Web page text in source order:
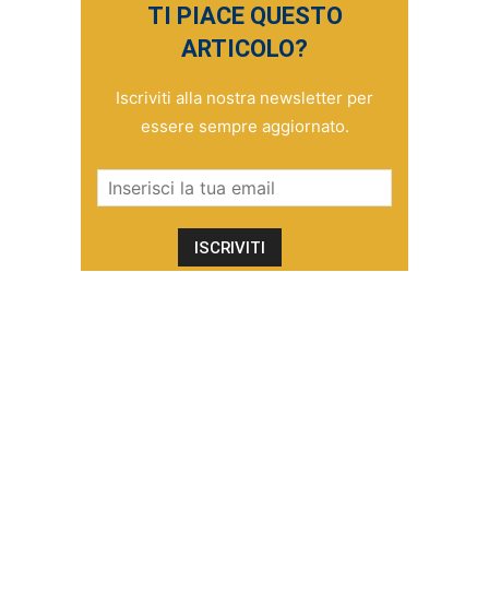
TI PIACE QUESTO
ARTICOLO?
Iscriviti alla nostra newsletter per
essere sempre aggiornato.